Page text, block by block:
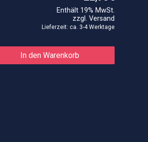
Enthält 19% MwSt.
zzgl.Versand
Lieferzeit: ca. 3-4 Werktage
In den Warenkorb